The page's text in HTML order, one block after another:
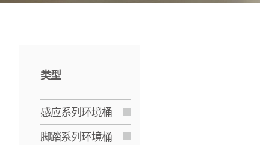
类型
感应系列环境桶
脚踏系列环境桶